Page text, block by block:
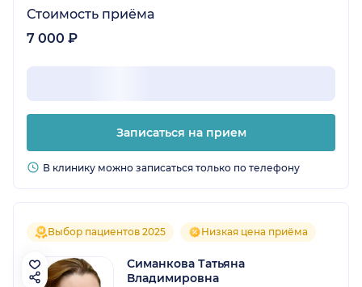
Стоимость приёма
7 000 ₽
Записаться на прием
В клинику можно записаться только по телефону
Выбор пациентов 2025 Низкая цена приёма
Симанкова Татьяна
Владимировна